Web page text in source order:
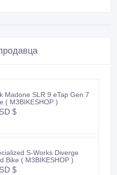
Madone SLR 9 eTap Gen 7
( M3BIKESHOP )
$
S-Works Diverge
Bike ( M3BIKESHOP )
$